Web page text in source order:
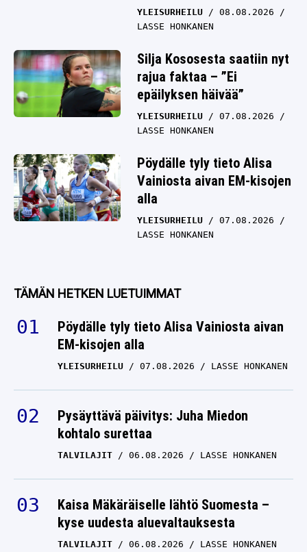
YLEISURHEILU
08.08.2026
LASSE HONKANEN
Silja Kososesta saatiin nyt
rajua faktaa – ”Ei
epäilyksen häivää”
YLEISURHEILU
07.08.2026
LASSE HONKANEN
Pöydälle tyly tieto Alisa
Vainiosta aivan EM-kisojen
alla
YLEISURHEILU
07.08.2026
LASSE HONKANEN
TÄMÄN HETKEN LUETUIMMAT
Pöydälle tyly tieto Alisa Vainiosta aivan
EM-kisojen alla
YLEISURHEILU 07.08.2026 LASSE HONKANEN
Pysäyttävä päivitys: Juha Miedon
kohtalo surettaa
TALVILAJIT 06.08.2026 LASSE HONKANEN
Kaisa Mäkäräiselle lähtö Suomesta –
kyse uudesta aluevaltauksesta
TALVILAJIT 06.08.2026 LASSE HONKANEN